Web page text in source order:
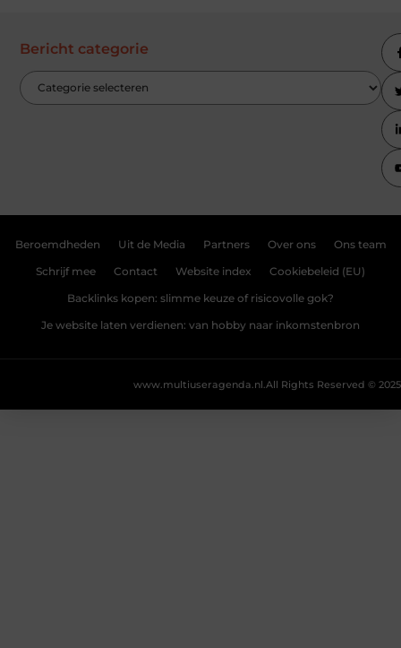
Bericht categorie
Beroemdheden Uit de Media Partners Over ons Ons team
Schrijf mee Contact Website index Cookiebeleid (EU)
Backlinks kopen: slimme keuze of risicovolle gok?
Je website laten verdienen: van hobby naar inkomstenbron
All Rights Reserved © 2025
www.multiuseragenda.nl.